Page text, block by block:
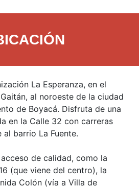
La Esperanza, en el
al noroeste de la ciudad
de Boyacá. Disfruta de una
en la Calle 32 con carreras
al barrio La Fuente.
de calidad, como la
(que viene del centro), la
Colón (vía a Villa de